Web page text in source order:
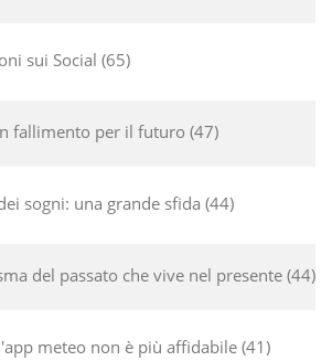
sui Social 65
fallimento per il futuro 47
sogni: una grande sfida 44
del passato che vive nel presente 44
meteo non è più affidabile 41